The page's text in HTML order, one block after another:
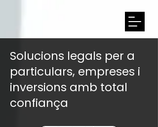
Solucions legals per a
particulars, empreses i
inversions amb total
confiança